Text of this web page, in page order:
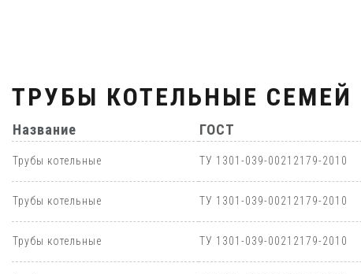
ТРУБЫ КОТЕЛЬНЫЕ СЕМЕЙ
Название ГОСТ
Трубы котельные ТУ 1301-039-00212179-2010
Трубы котельные ТУ 1301-039-00212179-2010
Трубы котельные ТУ 1301-039-00212179-2010